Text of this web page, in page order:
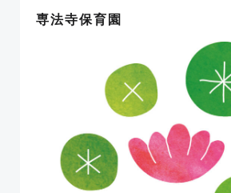
ビ
ゲ
ー
シ
専法寺保育園